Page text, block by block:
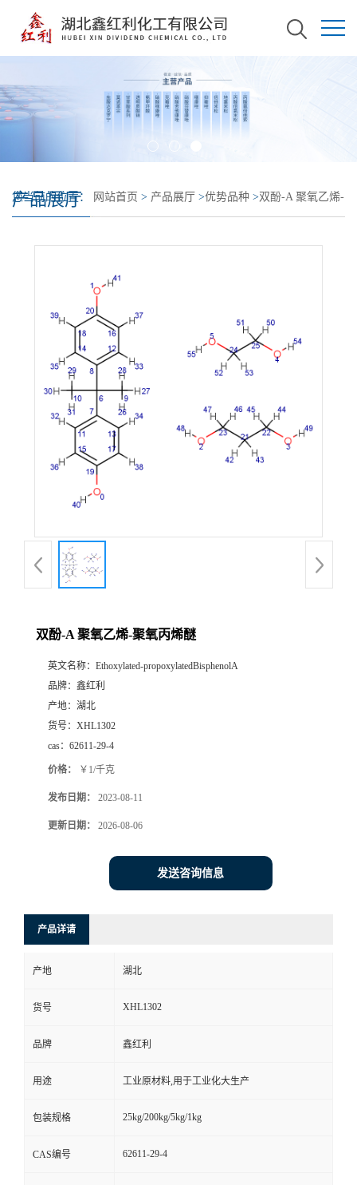
产品展厅
您当前的位置： 网站首页 > 产品展厅 >优势品种 >双酚-A 聚氧乙烯-
双酚-A 聚氧乙烯-聚氧丙烯醚
英文名称： Ethoxylated-propoxylatedBisphenolA
品牌： 鑫红利
产地： 湖北
货号： XHL1302
cas： 62611-29-4
价格： ￥1/千克
发布日期： 2023-08-11
更新日期： 2026-08-06
发送咨询信息
产品详请
产地 湖北
货号 XHL1302
品牌 鑫红利
用途 工业原材料,用于工业化大生产
包装规格 25kg/200kg/5kg/1kg
CAS编号 62611-29-4